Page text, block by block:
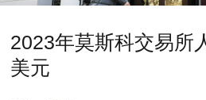
2023年莫斯科交易所
美元